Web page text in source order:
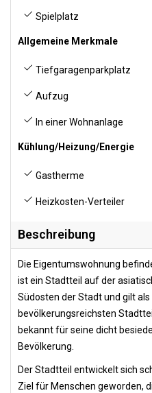
Spielplatz
Allgemeine Merkmale
Tiefgaragenparkplatz
Aufzug
In einer Wohnanlage
Kühlung/Heizung/Energie
Gastherme
Heizkosten-Verteiler
Beschreibung
Die Eigentumswohnung
ist ein Stadtteil auf der
Südosten der Stadt und gilt
bevölkerungsreichsten
bekannt für seine dicht
Bevölkerung.
Der Stadtteil entwickelt sich
Ziel für Menschen geworden,